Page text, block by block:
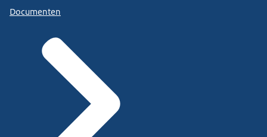
Documenten